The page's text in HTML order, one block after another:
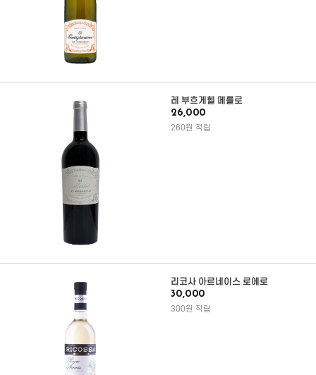
레 부흐게헬 메를로
26,000
260원 적립
리코사 아르네이스 로에로
30,000
300원 적립